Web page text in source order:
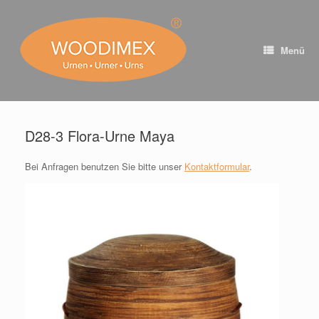
springen
Menü
D28-3 Flora-Urne Maya ⠀
Bei Anfragen benutzen Sie bitte unser Kontaktformular.